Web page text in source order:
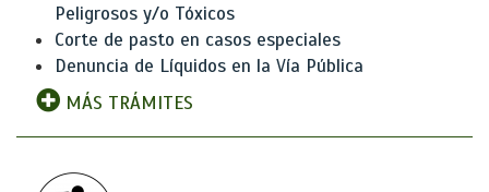
Peligrosos y/o Tóxicos
Corte de pasto en casos especiales
Denuncia de Líquidos en la Vía Pública
MÁS TRÁMITES